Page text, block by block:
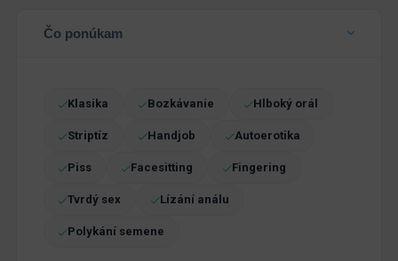
Čo ponúkam
Klasika Bozkávanie Hlboký orál
Striptíz Handjob Autoerotika
Piss Facesitting Fingering
Tvrdý sex Lízání análu
Polykání semene